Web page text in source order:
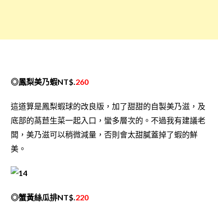
◎鳳梨美乃蝦NT$.260
這道算是鳳梨蝦球的改良版，加了甜甜的自製美乃滋，及
底部的萵苣生菜一起入口，蠻多層次的。不過我有建議老
闆，美乃滋可以稍微減量，否則會太甜膩蓋掉了蝦的鮮
美。
◎蟹黃絲瓜排NT$.220